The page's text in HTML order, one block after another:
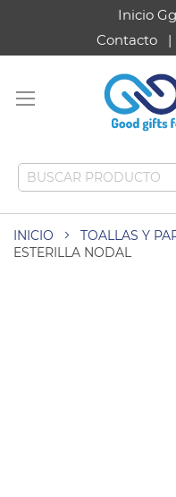
Inicio
Contacto
INICIO
TOALLAS Y
ESTERILLA NODAL